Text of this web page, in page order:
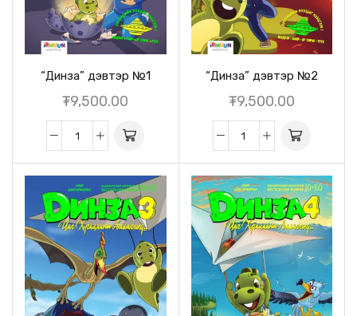
“Динза” дэвтэр №1
₮9,500.00
“Динза” дэвтэр №2
₮9,500.00